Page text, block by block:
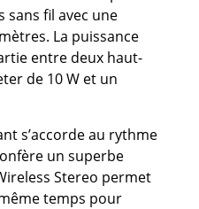
sans fil avec une
La puissance
entre deux haut-
de 10 W et un
s’accorde au rythme
un superbe
Stereo permet
temps pour